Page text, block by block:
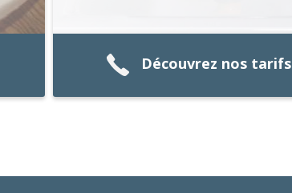
Découvrez nos tarifs